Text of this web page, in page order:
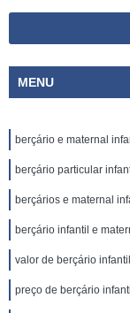
MENU
berçário e maternal
berçário particular
berçários e maternal
berçário infantil e
valor de berçário
preço de berçário